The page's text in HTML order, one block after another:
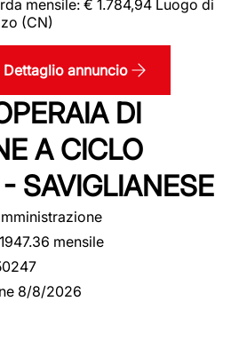
mensile: € 1.784,94 Luogo di
(CN)
Dettaglio annuncio
DI
A CICLO
SAVIGLIANESE
1947.36 mensile
8/8/2026